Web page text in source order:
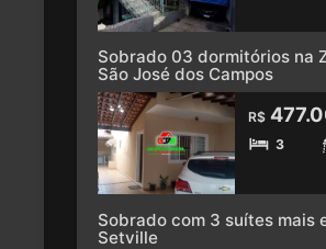
Sobrado 03 dormitórios na
São José dos Campos
R$
3
Sobrado com 3 suítes mais
Setville